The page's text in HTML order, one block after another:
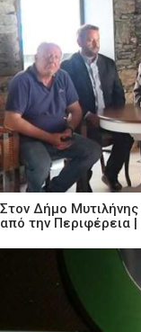
Στον Δήμο
από την Περιφέρεια